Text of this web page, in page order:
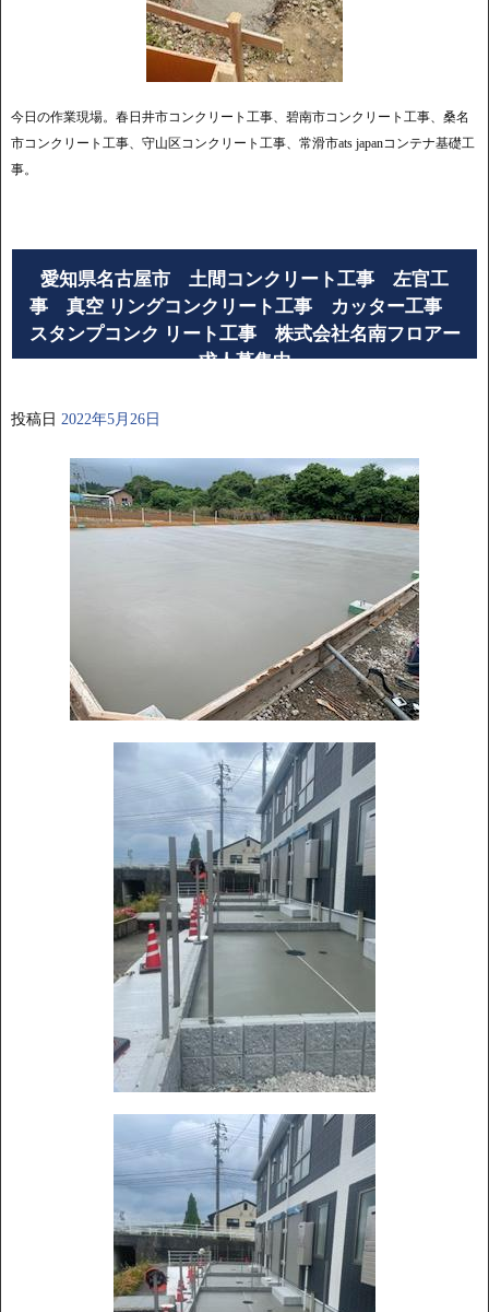
今日の作業現場。春日井市コンクリート工事、碧南市コンクリート工事、桑名
市コンクリート工事、守山区コンクリート工事、常滑市ats japanコンテナ基礎工
事。
愛知県名古屋市 土間コンクリート工事 左官工
事 真空 リングコンクリート工事 カッター工事
スタンプコンク リート工事 株式会社名南フロアー
求人募集中
投稿日 2022年5月26日